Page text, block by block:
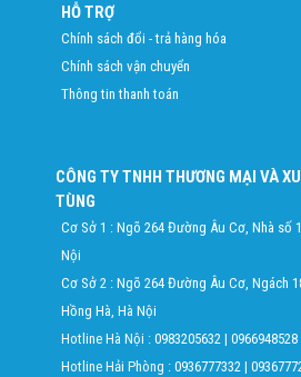
HỖ TRỢ
Chính sách đổi - trả hàng hóa
Chính sách vận chuyển
Thông tin thanh toán
CÔNG TY TNHH THƯƠNG MẠI VÀ
TÙNG
Cơ Sở 1 : Ngõ 264 Đường Âu Cơ, Nhà số
Nội
Cơ Sở 2 : Ngõ 264 Đường Âu Cơ, Ngách
Hồng Hà, Hà Nội
Hotline Hà Nội : 0983205632 | 0966948528
Hotline Hải Phòng : 0936777332 |